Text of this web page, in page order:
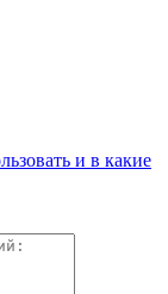
и в какие